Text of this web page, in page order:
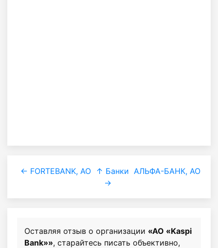
← FORTEBANK, АО ↑ Банки АЛЬФА-БАНК, АО
→
Оставляя отзыв о организации «АО «Kaspi
Bank»», старайтесь писать объективно,